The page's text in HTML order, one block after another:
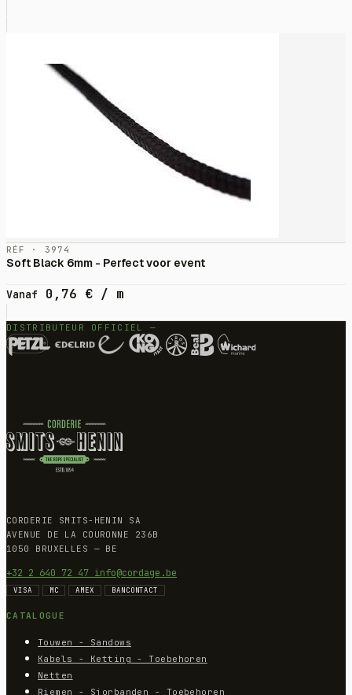
RÉF · 3974
Soft Black 6mm - Perfect voor event
Vanaf 0,76 € / m
DISTRIBUTEUR OFFICIEL —
CORDERIE SMITS-HENIN SA
AVENUE DE LA COURONNE 236B
1050 BRUXELLES — BE
+32 2 640 72 47 info@cordage.be
VISA MC AMEX BANCONTACT
CATALOGUE
Touwen - Sandows
Kabels - Ketting - Toebehoren
Netten
Riemen - Sjorbanden - Toebehoren